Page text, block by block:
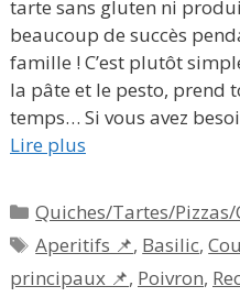
tarte sans gluten ni
beaucoup de succès
famille ! C’est plutôt
la pâte et le pesto, prend
temps… Si vous avez
Lire plus
Catégories
Quiches/Tartes/Pizzas/
Étiquettes
Aperitifs 📌, Basilic,
principaux 📌, Poivron,